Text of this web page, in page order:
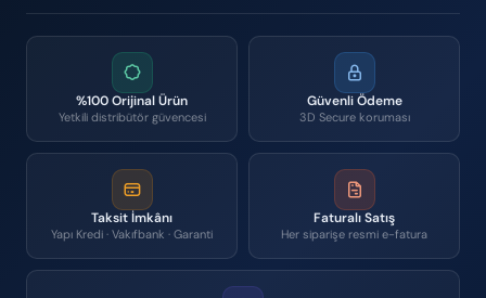
%100 Orijinal Ürün
Yetkili distribütör güvencesi
Güvenli Ödeme
3D Secure koruması
Taksit İmkânı
Yapı Kredi · Vakıfbank · Garanti
Faturalı Satış
Her siparişe resmi e-fatura